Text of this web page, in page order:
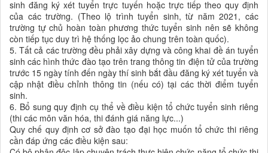
sinh đăng ký xét tuyển trực tuyến hoặc trực tiếp theo quy định
của các trường. (Theo lộ trình tuyển sinh, từ năm 2021, các
trường tự chủ hoàn toàn phương thức tuyển sinh nên sẽ không
còn tiếp tục duy trì hệ thống lọc ảo chung trên toàn quốc).
5. Tất cả các trường đều phải xây dựng và công khai đề án tuyển
sinh các hình thức đào tạo trên trang thông tin điện tử của trường
trước 15 ngày tính đến ngày thí sinh bắt đầu đăng ký xét tuyển và
cập nhật điều chỉnh thông tin (nếu có) tại các thời điểm tuyển
sinh.
6. Bổ sung quy định cụ thể về điều kiện tổ chức tuyển sinh riêng
(thi các môn văn hóa, thi đánh giá năng lực...)
Quy chế quy định cơ sở đào tạo đại học muốn tổ chức thi riêng
cần đáp ứng các điều kiện sau: